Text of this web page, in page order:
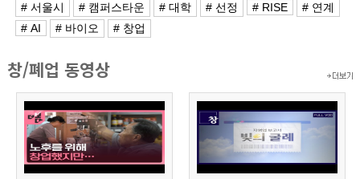
# 서울시 # 캠퍼스타운 # 대학 # 선정 # RISE
# 연계
# AI
# 바이오 # 창업
창/폐업 동영상